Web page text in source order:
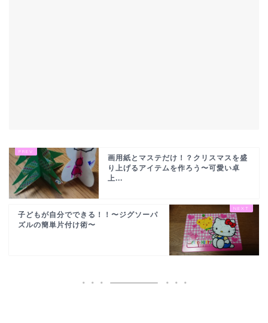
画用紙とマステだけ！？クリスマスを盛
り上げるアイテムを作ろう〜可愛い卓
上...
子どもが自分でできる！！〜ジグソーパ
ズルの簡単片付け術〜